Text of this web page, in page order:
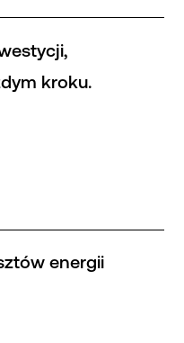
kroku.
energii